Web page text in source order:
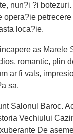
nun?i ?i
opera?ie petrecere
loca?ie.
as Marele
romantic, plin
ar fi vals,
sa.
Salonul Baroc.
Vechiului
De